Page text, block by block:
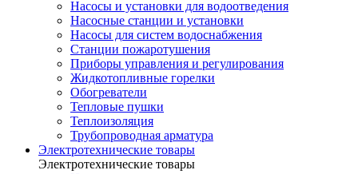
Насосы и установки для водоотведения
Насосные станции и установки
Насосы для систем водоснабжения
Станции пожаротушения
Приборы управления и регулирования
Жидкотопливные горелки
Обогреватели
Тепловые пушки
Теплоизоляция
Трубопроводная арматура
Электротехнические товары
Электротехнические товары